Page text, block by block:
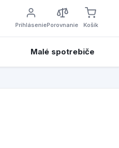
PrihláseniePorovnanie Košík
Malé spotrebiče